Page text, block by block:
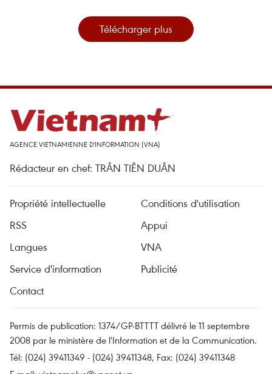
Télécharger plus
AGENCE VIETNAMIENNE D'INFORMATION (VNA)
Rédacteur en chef: TRÂN TIÊN DUÂN
Propriété intellectuelle
Conditions d'utilisation
RSS
Appui
Langues
VNA
Service d'information
Publicité
Contact
Permis de publication: 1374/GP-BTTTT délivré le 11 septembre
2008 par le ministère de l'Information et de la Communication.
Tél: (024) 39411349 - (024) 39411348, Fax: (024) 39411348